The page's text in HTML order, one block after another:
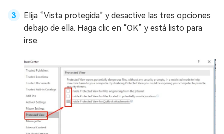
Elija “Vista protegida” y desactive las tres opciones
debajo de ella. Haga clic en “OK” y está listo para
irse.